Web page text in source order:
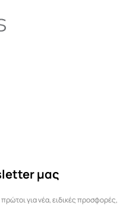
μας
για νέα, ειδικές προσφορές,